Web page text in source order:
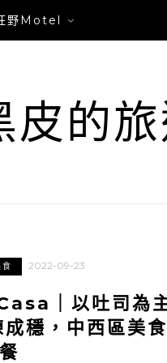
野Motel
皮的
2022-09-23
｜以吐司為
穩，中西區美